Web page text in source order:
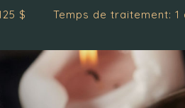
de traitement: 1 à 3 jours